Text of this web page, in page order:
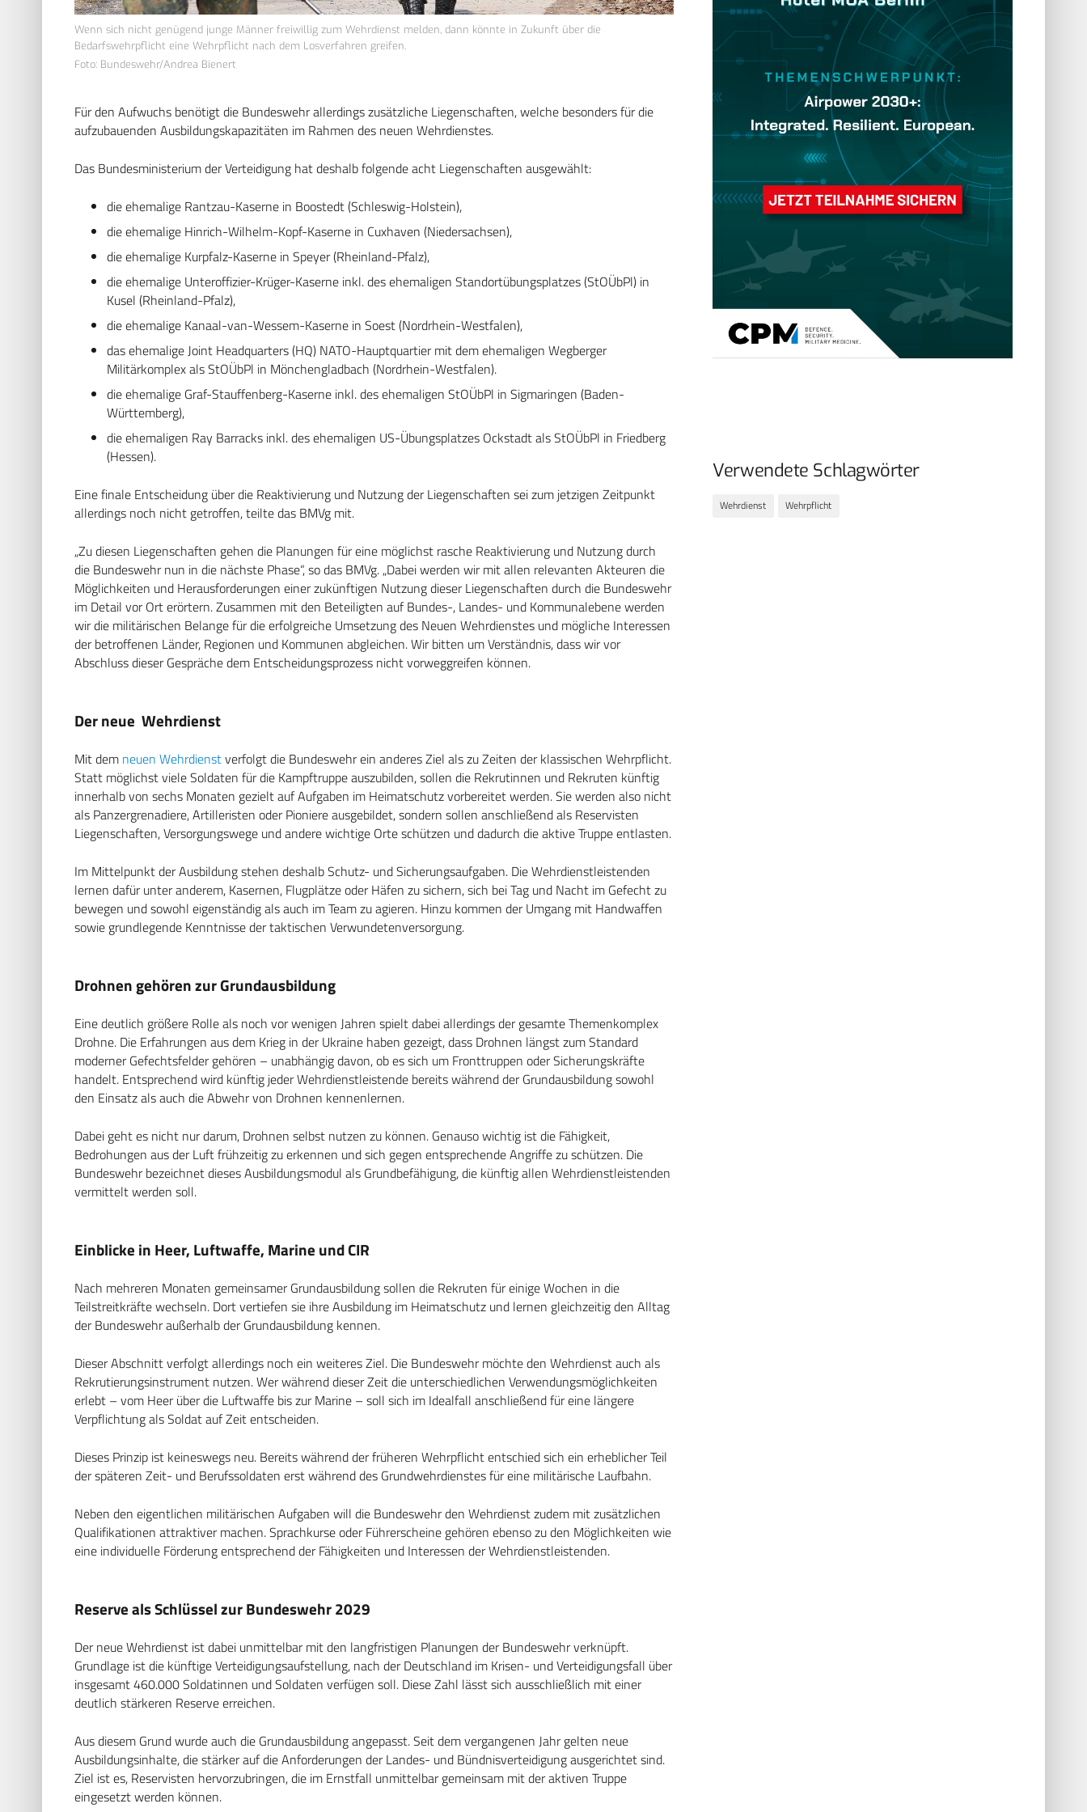
Wenn sich nicht genügend junge Männer freiwillig zum Wehrdienst melden, dann könnte in Zukunft über die
Bedarfswehrpflicht eine Wehrpflicht nach dem Losverfahren greifen.
Foto: Bundeswehr/Andrea Bienert
Für den Aufwuchs benötigt die Bundeswehr allerdings zusätzliche Liegenschaften, welche besonders für die
aufzubauenden Ausbildungskapazitäten im Rahmen des neuen Wehrdienstes.
Das Bundesministerium der Verteidigung hat deshalb folgende acht Liegenschaften ausgewählt:
die ehemalige Rantzau-Kaserne in Boostedt (Schleswig-Holstein),
die ehemalige Hinrich-Wilhelm-Kopf-Kaserne in Cuxhaven (Niedersachsen),
die ehemalige Kurpfalz-Kaserne in Speyer (Rheinland-Pfalz),
die ehemalige Unteroffizier-Krüger-Kaserne inkl. des ehemaligen Standortübungsplatzes (StOÜbPl) in
Kusel (Rheinland-Pfalz),
die ehemalige Kanaal-van-Wessem-Kaserne in Soest (Nordrhein-Westfalen),
das ehemalige Joint Headquarters (HQ) NATO-Hauptquartier mit dem ehemaligen Wegberger
Militärkomplex als StOÜbPl in Mönchengladbach (Nordrhein-Westfalen).
die ehemalige Graf-Stauffenberg-Kaserne inkl. des ehemaligen StOÜbPl in Sigmaringen (Baden-
Württemberg),
die ehemaligen Ray Barracks inkl. des ehemaligen US-Übungsplatzes Ockstadt als StOÜbPl in Friedberg
(Hessen).
Eine finale Entscheidung über die Reaktivierung und Nutzung der Liegenschaften sei zum jetzigen Zeitpunkt
allerdings noch nicht getroffen, teilte das BMVg mit.
„Zu diesen Liegenschaften gehen die Planungen für eine möglichst rasche Reaktivierung und Nutzung durch
die Bundeswehr nun in die nächste Phase“, so das BMVg. „Dabei werden wir mit allen relevanten Akteuren die
Möglichkeiten und Herausforderungen einer zukünftigen Nutzung dieser Liegenschaften durch die Bundeswehr
im Detail vor Ort erörtern. Zusammen mit den Beteiligten auf Bundes-, Landes- und Kommunalebene werden
wir die militärischen Belange für die erfolgreiche Umsetzung des Neuen Wehrdienstes und mögliche Interessen
der betroffenen Länder, Regionen und Kommunen abgleichen. Wir bitten um Verständnis, dass wir vor
Abschluss dieser Gespräche dem Entscheidungsprozess nicht vorweggreifen können.
Der neue Wehrdienst
Mit dem neuen Wehrdienstverfolgt die Bundeswehr ein anderes Ziel als zu Zeiten der klassischen Wehrpflicht.
Statt möglichst viele Soldaten für die Kampftruppe auszubilden, sollen die Rekrutinnen und Rekruten künftig
innerhalb von sechs Monaten gezielt auf Aufgaben im Heimatschutz vorbereitet werden. Sie werden also nicht
als Panzergrenadiere, Artilleristen oder Pioniere ausgebildet, sondern sollen anschließend als Reservisten
Liegenschaften, Versorgungswege und andere wichtige Orte schützen und dadurch die aktive Truppe entlasten.
Im Mittelpunkt der Ausbildung stehen deshalb Schutz- und Sicherungsaufgaben. Die Wehrdienstleistenden
lernen dafür unter anderem, Kasernen, Flugplätze oder Häfen zu sichern, sich bei Tag und Nacht im Gefecht zu
bewegen und sowohl eigenständig als auch im Team zu agieren. Hinzu kommen der Umgang mit Handwaffen
sowie grundlegende Kenntnisse der taktischen Verwundetenversorgung.
Drohnen gehören zur Grundausbildung
Eine deutlich größere Rolle als noch vor wenigen Jahren spielt dabei allerdings der gesamte Themenkomplex
Drohne. Die Erfahrungen aus dem Krieg in der Ukraine haben gezeigt, dass Drohnen längst zum Standard
moderner Gefechtsfelder gehören – unabhängig davon, ob es sich um Fronttruppen oder Sicherungskräfte
handelt. Entsprechend wird künftig jeder Wehrdienstleistende bereits während der Grundausbildung sowohl
den Einsatz als auch die Abwehr von Drohnen kennenlernen.
Dabei geht es nicht nur darum, Drohnen selbst nutzen zu können. Genauso wichtig ist die Fähigkeit,
Bedrohungen aus der Luft frühzeitig zu erkennen und sich gegen entsprechende Angriffe zu schützen. Die
Bundeswehr bezeichnet dieses Ausbildungsmodul als Grundbefähigung, die künftig allen Wehrdienstleistenden
vermittelt werden soll.
Einblicke in Heer, Luftwaffe, Marine und CIR
Nach mehreren Monaten gemeinsamer Grundausbildung sollen die Rekruten für einige Wochen in die
Teilstreitkräfte wechseln. Dort vertiefen sie ihre Ausbildung im Heimatschutz und lernen gleichzeitig den Alltag
der Bundeswehr außerhalb der Grundausbildung kennen.
Dieser Abschnitt verfolgt allerdings noch ein weiteres Ziel. Die Bundeswehr möchte den Wehrdienst auch als
Rekrutierungsinstrument nutzen. Wer während dieser Zeit die unterschiedlichen Verwendungsmöglichkeiten
erlebt – vom Heer über die Luftwaffe bis zur Marine – soll sich im Idealfall anschließend für eine längere
Verpflichtung als Soldat auf Zeit entscheiden.
Dieses Prinzip ist keineswegs neu. Bereits während der früheren Wehrpflicht entschied sich ein erheblicher Teil
der späteren Zeit- und Berufssoldaten erst während des Grundwehrdienstes für eine militärische Laufbahn.
Neben den eigentlichen militärischen Aufgaben will die Bundeswehr den Wehrdienst zudem mit zusätzlichen
Qualifikationen attraktiver machen. Sprachkurse oder Führerscheine gehören ebenso zu den Möglichkeiten wie
eine individuelle Förderung entsprechend der Fähigkeiten und Interessen der Wehrdienstleistenden.
Reserve als Schlüssel zur Bundeswehr 2029
Der neue Wehrdienst ist dabei unmittelbar mit den langfristigen Planungen der Bundeswehr verknüpft.
Grundlage ist die künftige Verteidigungsaufstellung, nach der Deutschland im Krisen- und Verteidigungsfall über
insgesamt 460.000 Soldatinnen und Soldaten verfügen soll. Diese Zahl lässt sich ausschließlich mit einer
deutlich stärkeren Reserve erreichen.
Aus diesem Grund wurde auch die Grundausbildung angepasst. Seit dem vergangenen Jahr gelten neue
Ausbildungsinhalte, die stärker auf die Anforderungen der Landes- und Bündnisverteidigung ausgerichtet sind.
Ziel ist es, Reservisten hervorzubringen, die im Ernstfall unmittelbar gemeinsam mit der aktiven Truppe
eingesetzt werden können.
Verwendete Schlagwörter
Wehrdienst Wehrpflicht